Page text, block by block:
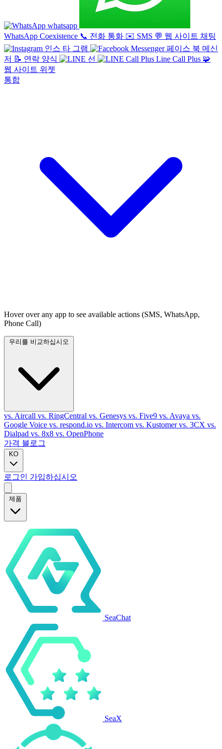
whatsapp
WhatsApp Coexistence 📞 전화 통화 ✉️ SMS 💬 웹 사이트 채팅
인스 타 그램
페이스 북 메신
저 📝 연락 양식 선 Line Call Plus 🧩
웹 사이트 위젯
통합
Hover over any app to see available actions (SMS, WhatsApp,
Phone Call)
vs. Aircall vs. RingCentral vs. Genesys vs. Five9 vs. Avaya vs.
Google Voice vs. respond.io vs. Intercom vs. Kustomervs. 3CX vs.
Dialpad vs. 8x8 vs. OpenPhone
가격 블로그
KO
로그인 가입하십시오
제품
SeaChat
SeaX